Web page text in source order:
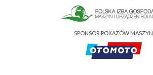
SPONSOR POKAZÓW MASZYN